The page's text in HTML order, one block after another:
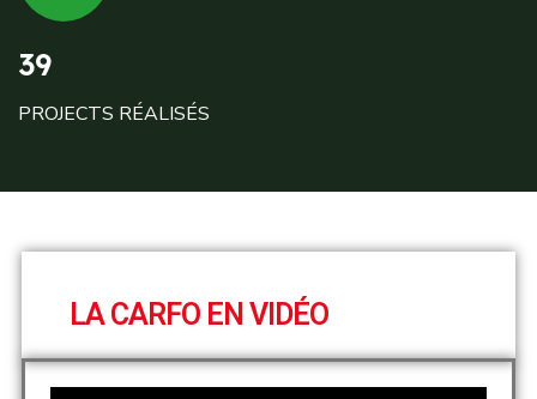
39
PROJECTS RÉALISÉS
LA CARFO EN VIDÉO